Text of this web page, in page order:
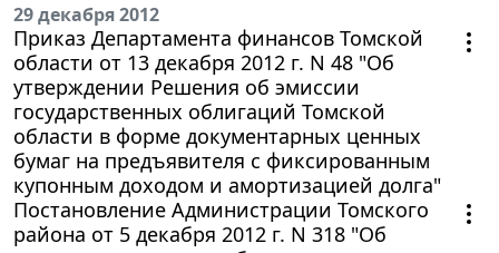
29 декабря 2012
Приказ Департамента финансов Томской
области от 13 декабря 2012 г. N 48 "Об
утверждении Решения об эмиссии
государственных облигаций Томской
области в форме документарных ценных
бумаг на предъявителя с фиксированным
купонным доходом и амортизацией долга"
Постановление Администрации Томского
района от 5 декабря 2012 г. N 318 "Об